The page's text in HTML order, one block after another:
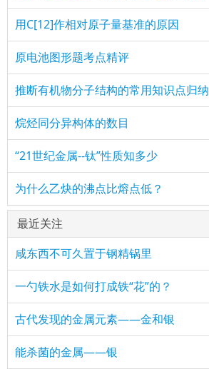
用C[12]作相对原子量基准的原因
原电池图形题考点精评
推断有机物分子结构的常用知识点归纳
烷烃同分异构体的数目
“21世纪金属--钛”性质知多少
为什么乙炔的沸点比熔点低？
最近关注
咸东西不可久置于钢精锅里
一勺铁水是如何打成铁“花”的？
古代发现的金属元素——金和银
能杀菌的金属——银